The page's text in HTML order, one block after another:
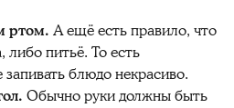
ртом. А ещё есть правило, что
либо питьё. То есть
блюдо некрасиво.
Обычно руки должны быть